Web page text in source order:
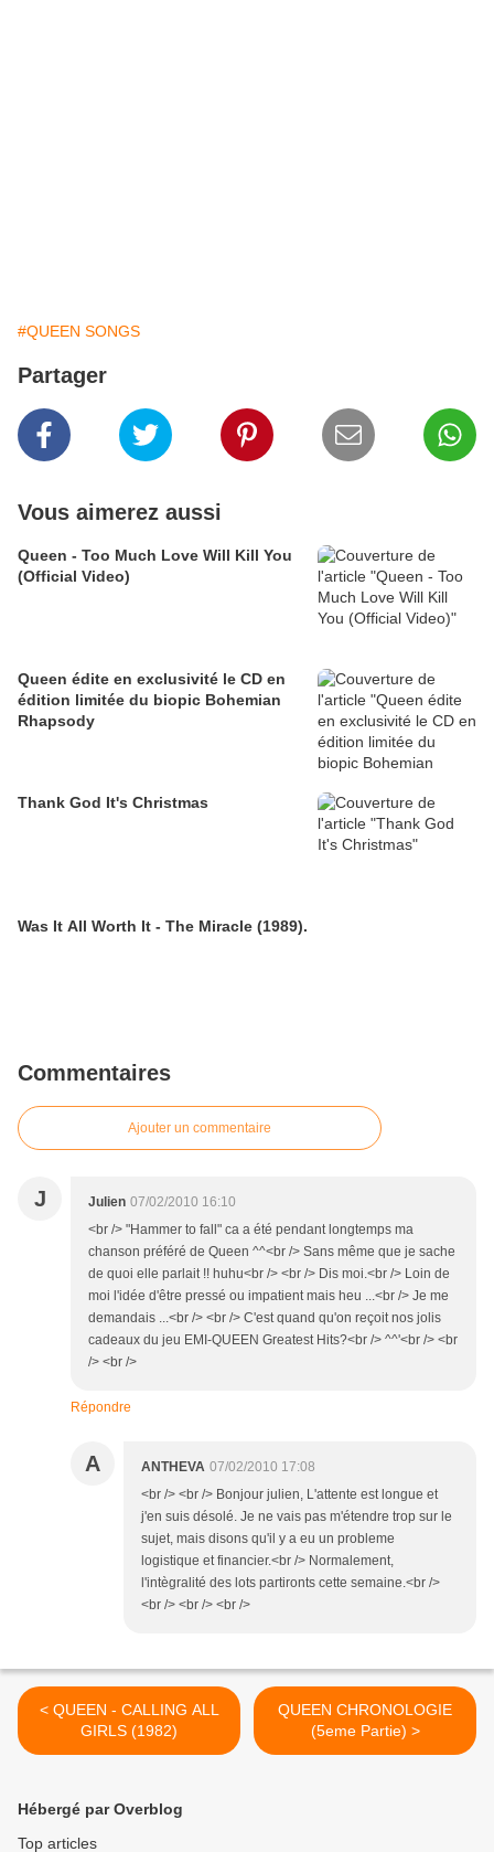
#QUEEN SONGS
Partager
Vous aimerez aussi
Queen - Too Much Love Will Kill You
(Official Video)
Queen édite en exclusivité le CD en
édition limitée du biopic Bohemian
Rhapsody
Thank God It's Christmas
Was It All Worth It - The Miracle (1989).
Commentaires
Ajouter un commentaire
J Julien 07/02/2010 16:10
<br /> "Hammer to fall" ca a été pendant longtemps ma
chanson préféré de Queen ^^<br /> Sans même que je sache
de quoi elle parlait !! huhu<br /> <br /> Dis moi.<br /> Loin de
moi l'idée d'être pressé ou impatient mais heu ...<br /> Je me
demandais ...<br /> <br /> C'est quand qu'on reçoit nos jolis
cadeaux du jeu EMI-QUEEN Greatest Hits?<br /> ^^'<br /> <br
/> <br />
Répondre
A ANTHEVA 07/02/2010 17:08
<br /> <br /> Bonjour julien, L'attente est longue et
j'en suis désolé. Je ne vais pas m'étendre trop sur le
sujet, mais disons qu'il y a eu un probleme
logistique et financier.<br /> Normalement,
l'intègralité des lots partironts cette semaine.<br />
<br /> <br /> <br />
< QUEEN - CALLING ALL
GIRLS (1982)
QUEEN CHRONOLOGIE
(5eme Partie) >
Hébergé par Overblog
Top articles